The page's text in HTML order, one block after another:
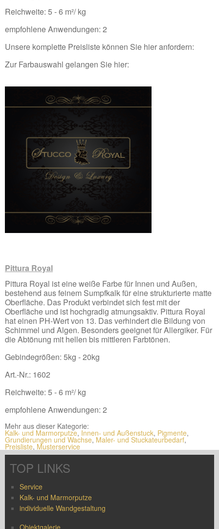
Reichweite: 5 - 6 m²/ kg
empfohlene Anwendungen: 2
Unsere komplette Preisliste können Sie hier anfordern:
Zur Farbauswahl gelangen Sie hier:
Pittura Royal
Pittura Royal ist eine weiße Farbe für Innen und Außen,
bestehend aus feinem Sumpfkalk für eine strukturierte matte
Oberfläche. Das Produkt verbindet sich fest mit der
Oberfläche und ist hochgradig atmungsaktiv. Pittura Royal
hat einen PH-Wert von 13. Das verhindert die Bildung von
Schimmel und Algen. Besonders geeignet für Allergiker. Für
die Abtönung mit hellen bis mittleren Farbtönen.
Gebindegrößen: 5kg - 20kg
Art.-Nr.: 1602
Reichweite: 5 - 6 m²/ kg
empfohlene Anwendungen: 2
Mehr aus dieser Kategorie:
Kalk- und Marmorputze, Innen- und Außenstuck, Pigmente,
Grundierungen und Wachse, Maler- und Stuckateurbedarf,
Preisliste, Musterservice
TOP LINKS
Service
Kalk- und Marmorputze
individuelle Wandgestaltung
Objektgalerie